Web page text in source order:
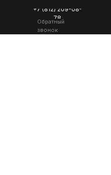
+7 (812) 209-08-
78
Обратный
звонок